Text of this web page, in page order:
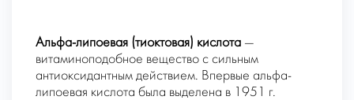
Альфа-липоевая (тиоктовая) кислота —
витаминоподобное вещество с сильным
антиоксидантным действием. Впервые альфа-
липоевая кислота была выделена в 1951 г.